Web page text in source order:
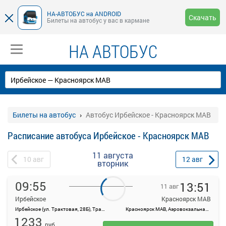
НА-АВТОБУС на ANDROID
Билеты на автобус у вас в кармане
Скачать
НА АВТОБУС
Билеты на автобус Автобус Ирбейское - Красноярск МАВ
Расписание автобуса Ирбейское - Красноярск МАВ
10 авг 11 августа
вторник 12авг
09:55
Ирбейское
Ирбейское (ул. Трактовая, 28Б), Трактовая улица, 28Б
11 авг 13:51
Красноярск МАВ
Красноярск МАВ, Аэровокзальная ул., 22
1233
На данной странице вы можете ознакомиться с расписанием и
купить билет онлайн на автобус Ирбейское - Красноярск МАВ